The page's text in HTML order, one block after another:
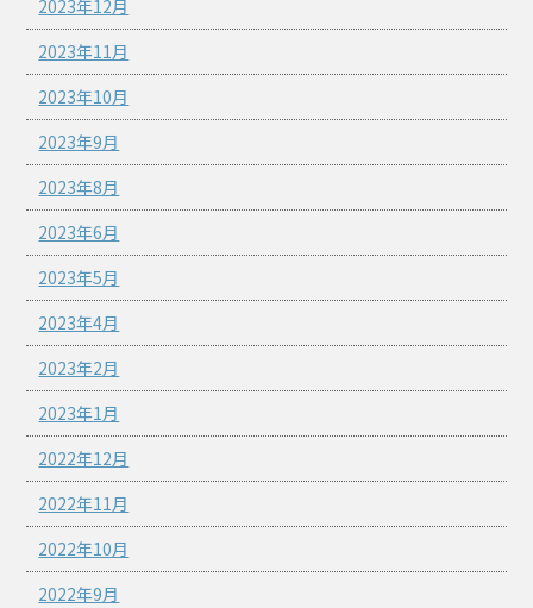
2023年12月
2023年11月
2023年10月
2023年9月
2023年8月
2023年6月
2023年5月
2023年4月
2023年2月
2023年1月
2022年12月
2022年11月
2022年10月
2022年9月